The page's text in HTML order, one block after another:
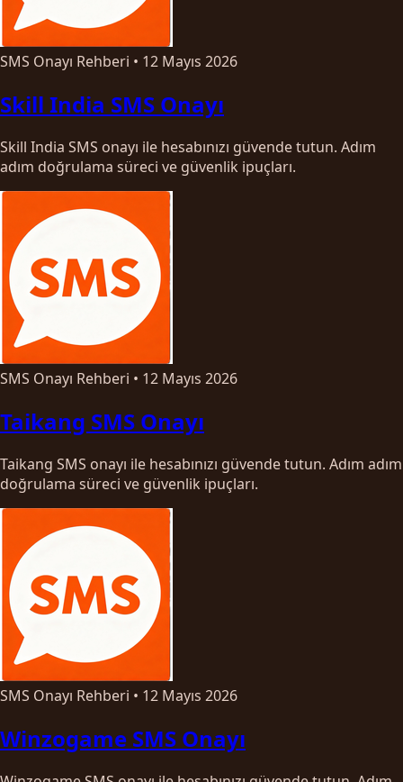
SMS Onayı Rehberi • 12 Mayıs 2026
Skill India SMS Onayı
Skill India SMS onayı ile hesabınızı güvende tutun. Adım
adım doğrulama süreci ve güvenlik ipuçları.
SMS Onayı Rehberi • 12 Mayıs 2026
Taikang SMS Onayı
Taikang SMS onayı ile hesabınızı güvende tutun. Adım adım
doğrulama süreci ve güvenlik ipuçları.
SMS Onayı Rehberi • 12 Mayıs 2026
Winzogame SMS Onayı